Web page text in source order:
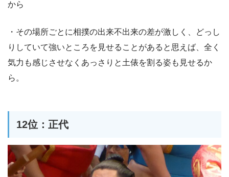
から
・その場所ごとに相撲の出来不出来の差が激しく、どっし
りしていて強いところを見せることがあると思えば、全く
気力も感じさせなくあっさりと土俵を割る姿も見せるか
ら。
12位：正代